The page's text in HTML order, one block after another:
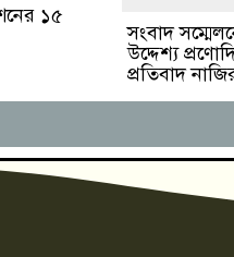
১৫
সংবাদ
উদ্দেশ্য
প্রতিবাদ